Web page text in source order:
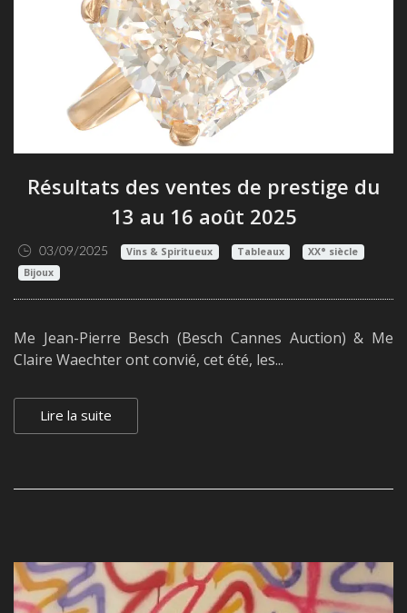
Résultats des ventes de prestige du
13 au 16 août 2025
03/09/2025 Vins & Spiritueux Tableaux
XX° siècle
Bijoux
Me Jean-Pierre Besch (Besch Cannes Auction) & Me
Claire Waechter ont convié, cet été, les...
Lire la suite